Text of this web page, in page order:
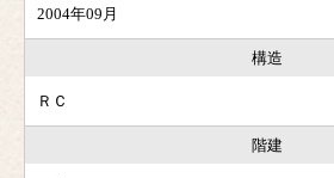
2004年09月
構造
ＲＣ
階建